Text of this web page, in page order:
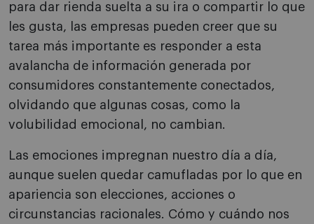
para dar rienda suelta a su ira o compartir lo que
les gusta, las empresas pueden creer que su
tarea más importante es responder a esta
avalancha de información generada por
consumidores constantemente conectados,
olvidando que algunas cosas, como la
volubilidad emocional, no cambian.
Las emociones impregnan nuestro día a día,
aunque suelen quedar camufladas por lo que en
apariencia son elecciones, acciones o
circunstancias racionales. Cómo y cuándo nos